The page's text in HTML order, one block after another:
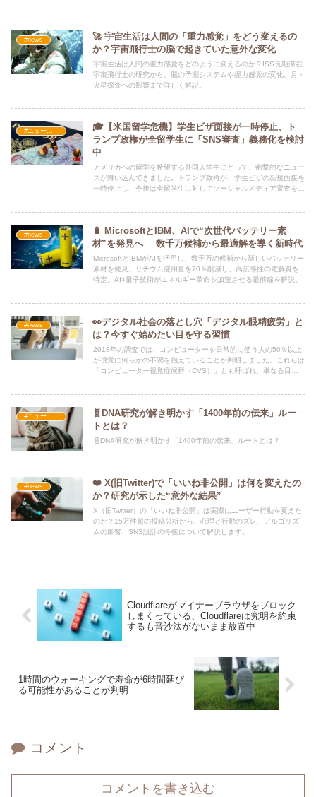
#news
🚀 宇宙生活は人間の「重力感覚」をどう変えるの
か？宇宙飛行士の脳で起きていた意外な変化
宇宙生活は人間の重力感覚をどのように変えるのか？ISS長期滞在
宇宙飛行士の研究から、脳の予測システムや握力感覚の変化、月・
火星探査への影響まで詳しく解説。
🎓【米国留学危機】学生ビザ面接が一時停止、ト
ランプ政権が全留学生に「SNS審査」義務化を検討
中
アメリカへの留学を希望する外国人学生にとって、衝撃的なニュー
スが舞い込んできました。トランプ政権が、学生ビザの新規面接を
一時停止し、今後は全留学生に対してソーシャルメディア審査を義
#news
🔋 MicrosoftとIBM、AIで“次世代バッテリー素
材”を発見へ──数千万候補から最適解を導く新時代
MicrosoftとIBMがAIを活用し、数千万の候補から新しいバッテリー
素材を発見。リチウム使用量を70％削減し、高伝導性の電解質を
特定。AI×量子技術がエネルギー革命を加速させる最前線を解説。
#news
👀デジタル社会の落とし穴「デジタル眼精疲労」と
は？今すぐ始めたい目を守る習慣
2018年の調査では、コンピューターを日常的に使う人の50％以上
が視覚に何らかの不調を抱えていることが判明しました。これらは
「コンピューター視覚症候群（CVS）」とも呼ばれ、単なる目の
#ニュース・社会・コラム
🧬DNA研究が解き明かす「1400年前の伝来」ルー
トとは？
🧬DNA研究が解き明かす「1400年前の伝来」ルートとは？
#news
❤️ X(旧Twitter)で「いいね非公開」は何を変えたの
か？研究が示した“意外な結果”
X（旧Twitter）の「いいね非公開」は実際にユーザー行動を変えた
のか？15万件超の投稿分析から、心理と行動のズレ、アルゴリズ
ムの影響、SNS設計の今後について解説します。
Cloudflareがマイナーブラウザをブロック
しまくっている、Cloudflareは究明を約束
するも音沙汰がないまま放置中
1時間のウォーキングで寿命が6時間延び
る可能性があることが判明
コメント
コメントを書き込む